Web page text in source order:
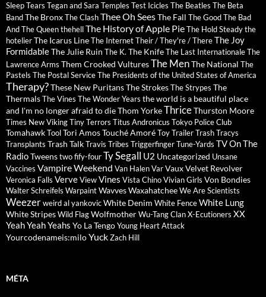
SleepTears Tegan and Sara Temples Test Icicles The Beatles The Beta
BandThe BronxThe ClashThee Oh SeesThe Fall The Good The Bad
And The QueenthehellThe History of Apple PieThe Hold Steadythe
hotelierThe Icarus LineThe InternetTheir / They're / ThereThe Joy
FormidableThe Julie Ruin The K. The KnifeThe Last InternationaleThe
Lawrence Arms Them Crooked VulturesThe MenThe National The
Pastels The Postal ServiceThe Presidents of the United States of America
Therapy?These New PuritansThe StrokesThe Strypes The
ThermalsThe Vines The Wonder Years the world is a beautiful place
and I'm no longer afraid to dieThom YorkeThriceThurston Moore
Times New VikingTiny Terrors Titus Andronicus Tokyo Police Club
TomahawkToolTori AmosTouché AmoréToyTrailer Trash Tracys
Transplants Trash TalkTravis Tribes TriggerfingerTune-Yards TV On The
RadioTweenstwo fify-fourTy Segall U2 Uncategorized Unsane
Vaccines Vampire Weekend Van HalenVarVauxVelvet Revolver
Veronica Falls VerveViewVines Vista ChinoVivian Girls Von Bondies
Walter Schreifels WarpaintWavvesWaxahatcheeWe Are Scientists
Weezerweird al yankovicWhite Denim White FenceWhite Lung
White StripesWild FlagWolfmotherWu-Tang ClanX-Ecutioners XX
Yeah Yeah Yeahs Yo La TengoYoung Heart Attack
Yourcodenameis:miloYuckZach Hill
MÉTA